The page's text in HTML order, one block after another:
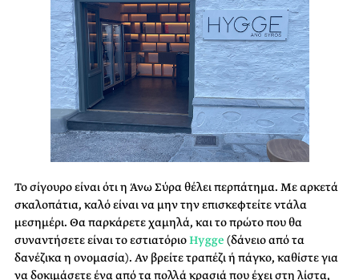
Το σίγουρο είναι ότι η Άνω Σύρα θέλει περπάτημα. Με αρκετά
σκαλοπάτια, καλό είναι να μην την επισκεφτείτε ντάλα
μεσημέρι. Θα παρκάρετε χαμηλά, και το πρώτο που θα
συναντήσετε είναι το εστιατόριοHygge (δάνειο από τα
δανέζικα η ονομασία). Αν βρείτε τραπέζι ή πάγκο, καθίστε για
να δοκιμάσετε ένα από τα πολλά κρασιά που έχει στη λίστα,